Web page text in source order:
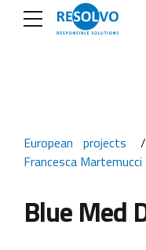
European projects
Francesca Martemucci
Blue Med